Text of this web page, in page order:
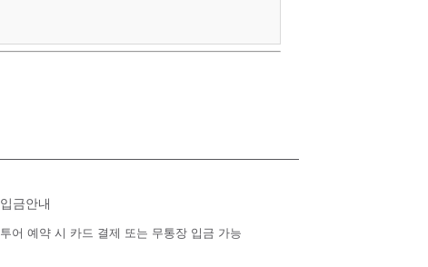
입금안내
투어 예약 시 카드 결제 또는 무통장 입금 가능